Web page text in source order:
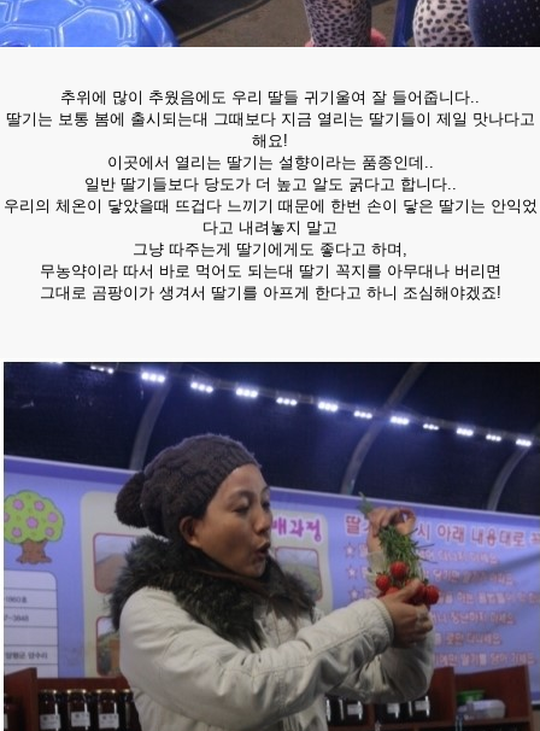
추위에 많이 추웠음에도 우리 딸들 귀기울여 잘 들어줍니다..
딸기는 보통 봄에 출시되는대 그때보다 지금 열리는 딸기들이 제일 맛나다고
해요!
이곳에서 열리는 딸기는 설향이라는 품종인데..
일반 딸기들보다 당도가 더 높고 알도 굵다고 합니다..
우리의 체온이 닿았을때 뜨겁다 느끼기 때문에 한번 손이 닿은 딸기는 안익었
다고 내려놓지 말고
그냥 따주는게 딸기에게도 좋다고 하며,
무농약이라 따서 바로 먹어도 되는대 딸기 꼭지를 아무대나 버리면
그대로 곰팡이가 생겨서 딸기를 아프게 한다고 하니 조심해야겠죠!